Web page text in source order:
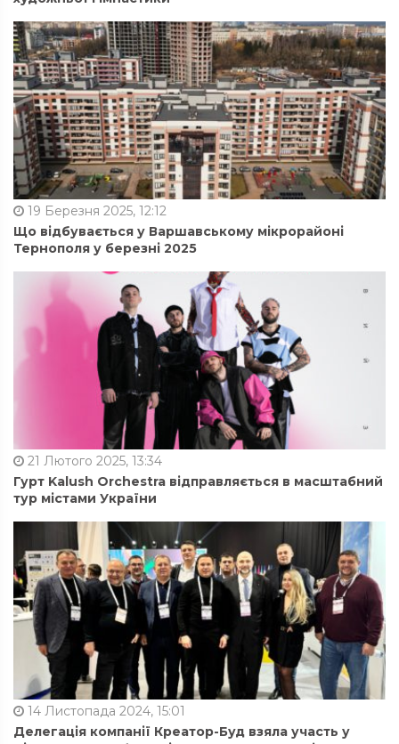
19 Березня 2025, 12:12
Що відбувається у Варшавському мікрорайоні
Тернополя у березні 2025
21 Лютого 2025, 13:34
Гурт Kalush Orchestra відправляється в масштабний
тур містами України
14 Листопада 2024, 15:01
Делегація компанії Креатор-Буд взяла участь у